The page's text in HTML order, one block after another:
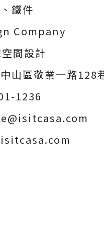
鐵件
Company
間設計
山區敬業一路128
1236